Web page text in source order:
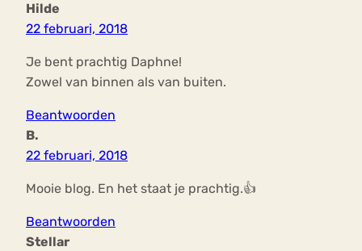
Hilde
22 februari, 2018
Je bent prachtig Daphne!
Zowel van binnen als van buiten.
Beantwoorden
B.
22 februari, 2018
Mooie blog. En het staat je prachtig.👍
Beantwoorden
Stellar